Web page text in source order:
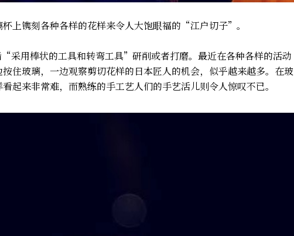
上镌刻各种各样的花样来令人大饱眼福的“江户切子”。
用棒状的工具和转弯工具”研削或者打磨。最近在各种各样的活动
住玻璃，一边观察剪切花样的日本匠人的机会，似乎越来越多。在玻
起来非常难，而熟练的手工艺人们的手艺活儿则令人惊叹不已。